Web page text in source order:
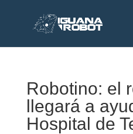
Robotino: el
llegará a
Hospital de